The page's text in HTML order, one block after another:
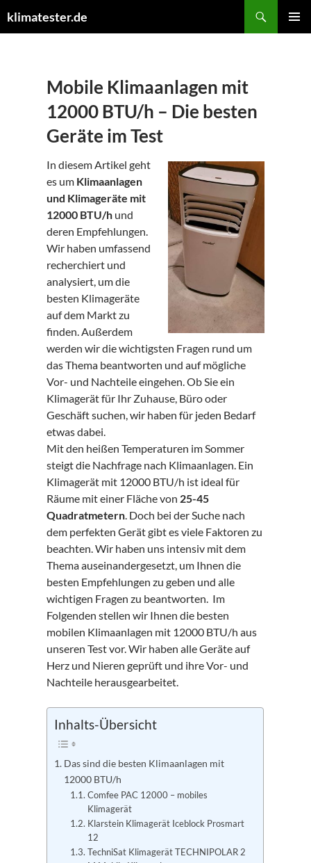
klimatester.de
Mobile Klimaanlagen mit
12000 BTU/h – Die besten
Geräte im Test
In diesem Artikel geht
es um Klimaanlagen
und Klimageräte mit
12000 BTU/h und
deren Empfehlungen.
Wir haben umfassend
recherchiert und
analysiert, um die
besten Klimageräte
auf dem Markt zu
finden. Außerdem
werden wir die wichtigsten Fragen rund um
das Thema beantworten und auf mögliche
Vor- und Nachteile eingehen. Ob Sie ein
Klimagerät für Ihr Zuhause, Büro oder
Geschäft suchen, wir haben für jeden Bedarf
etwas dabei.
Mit den heißen Temperaturen im Sommer
steigt die Nachfrage nach Klimaanlagen. Ein
Klimagerät mit 12000 BTU/h ist ideal für
Räume mit einer Fläche von 25-45
Quadratmetern. Doch bei der Suche nach
dem perfekten Gerät gibt es viele Faktoren zu
beachten. Wir haben uns intensiv mit dem
Thema auseinandergesetzt, um Ihnen die
besten Empfehlungen zu geben und alle
wichtigen Fragen zu beantworten. Im
Folgenden stellen wir Ihnen die besten
mobilen Klimaanlagen mit 12000 BTU/h aus
unseren Test vor. Wir haben alle Geräte auf
Herz und Nieren geprüft und ihre Vor- und
Nachteile herausgearbeitet.
Inhalts-Übersicht
Das sind die besten Klimaanlagen mit
12000 BTU/h
Comfee PAC 12000 – mobiles
Klimagerät
Klarstein Klimagerät Iceblock Prosmart
12
TechniSat Klimagerät TECHNIPOLAR 2